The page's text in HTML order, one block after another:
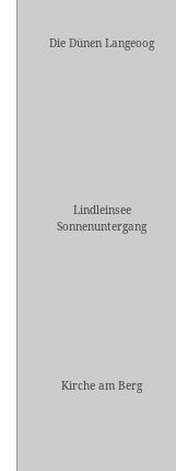
Die Dünen Langeoog
Lindleinsee
Sonnenuntergang
Kirche am Berg